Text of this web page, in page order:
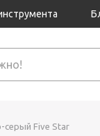
серый Five Star